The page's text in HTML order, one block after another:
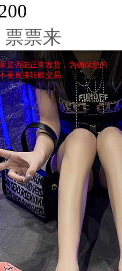
票票来
是否能正常发货，为确保您的
要直接转账交易。